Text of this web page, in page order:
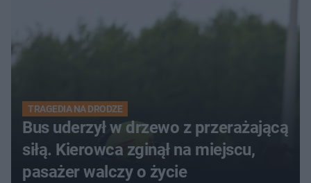
TRAGEDIA NA DRODZE
Bus uderzył w drzewo z przerażającą
siłą. Kierowca zginął na miejscu,
pasażer walczy o życie